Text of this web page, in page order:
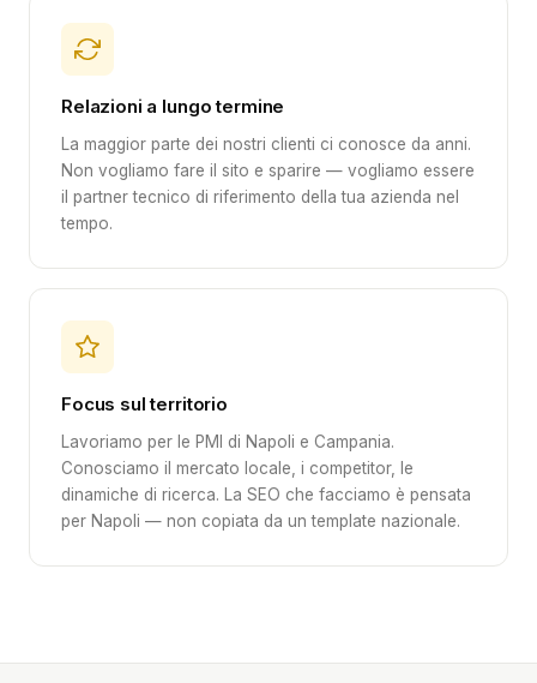
Relazioni a lungo termine
La maggior parte dei nostri clienti ci conosce da anni.
Non vogliamo fare il sito e sparire — vogliamo essere
il partner tecnico di riferimento della tua azienda nel
tempo.
Focus sul territorio
Lavoriamo per le PMI di Napoli e Campania.
Conosciamo il mercato locale, i competitor, le
dinamiche di ricerca. La SEO che facciamo è pensata
per Napoli — non copiata da un template nazionale.